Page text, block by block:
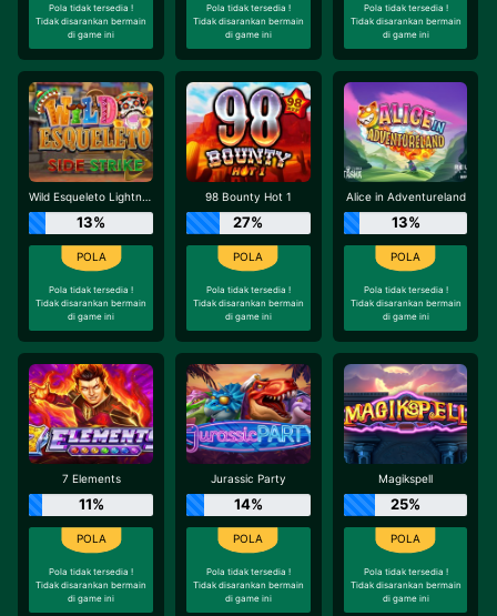
Pola tidak tersedia !
Tidak disarankan bermain
di game ini
Pola tidak tersedia !
Tidak disarankan bermain
di game ini
Pola tidak tersedia !
Tidak disarankan bermain
di game ini
Wild Esqueleto Lightning Chase
13%
Pola tidak tersedia !
Tidak disarankan bermain
di game ini
98 Bounty Hot 1
27%
Pola tidak tersedia !
Tidak disarankan bermain
di game ini
Alice in Adventureland
13%
Pola tidak tersedia !
Tidak disarankan bermain
di game ini
7 Elements
11%
Pola tidak tersedia !
Tidak disarankan bermain
di game ini
Jurassic Party
14%
Pola tidak tersedia !
Tidak disarankan bermain
di game ini
Magikspell
25%
Pola tidak tersedia !
Tidak disarankan bermain
di game ini